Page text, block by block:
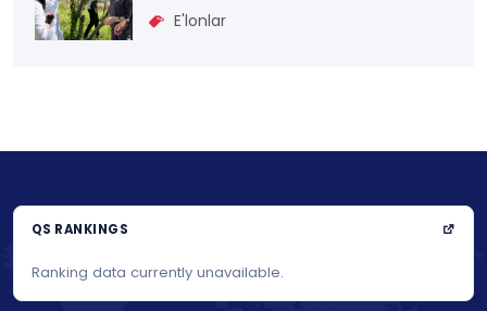
E'lonlar
QS RANKINGS
Ranking data currently unavailable.